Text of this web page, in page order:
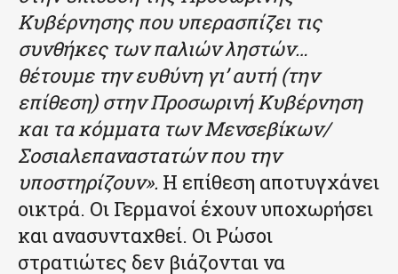
Κυβέρνησης που υπερασπίζει τις
συνθήκες των παλιών ληστών…
θέτουμε την ευθύνη γι’ αυτή (την
επίθεση) στην Προσωρινή Κυβέρνηση
και τα κόμματα των Μενσεβίκων/
Σοσιαλεπαναστατών που την
υποστηρίζουν». Η επίθεση αποτυγχάνει
οικτρά. Οι Γερμανοί έχουν υποχωρήσει
και ανασυνταχθεί. Οι Ρώσοι
στρατιώτες δεν βιάζονται να